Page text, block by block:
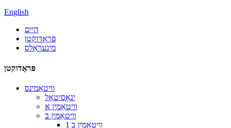
English
היים
פּראָדוקטן
מינעראַלס
פּראָדוקטן
וויטאַמינס
ינאָסיטאָל
וויטאַמין א
וויטאַמין ב
וויטאַמין ב 1